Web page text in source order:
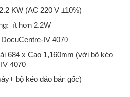
KW (AC 220 V ±10%)
ít hơn 2.2W
IV 4070
684 x Cao 1,160mm (với bộ kéo
4070
bộ kéo đảo bản gốc)